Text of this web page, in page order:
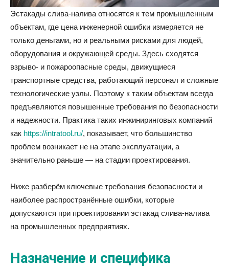
Эстакады слива-налива относятся к тем промышленным
объектам, где цена инженерной ошибки измеряется не
только деньгами, но и реальными рисками для людей,
оборудования и окружающей среды. Здесь сходятся
взрыво- и пожароопасные среды, движущиеся
транспортные средства, работающий персонал и сложные
технологические узлы. Поэтому к таким объектам всегда
предъявляются повышенные требования по безопасности
и надежности. Практика таких инжиниринговых компаний
как https://intratool.ru/, показывает, что большинство
проблем возникает не на этапе эксплуатации, а
значительно раньше — на стадии проектирования.
Ниже разберём ключевые требования безопасности и
наиболее распространённые ошибки, которые
допускаются при проектировании эстакад слива-налива
на промышленных предприятиях.
Назначение и специфика